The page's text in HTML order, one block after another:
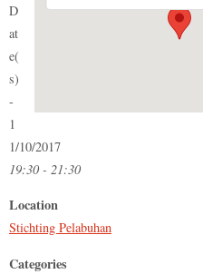
D
at
e(
s)
-
1
1/10/2017
19:30 - 21:30
Location
Stichting Pelabuhan
Categories